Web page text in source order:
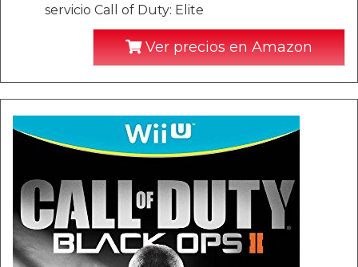
servicio Call of Duty: Elite
Ver precios en Amazon